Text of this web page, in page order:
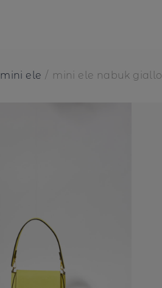
mini ele mini ele nabuk giallo